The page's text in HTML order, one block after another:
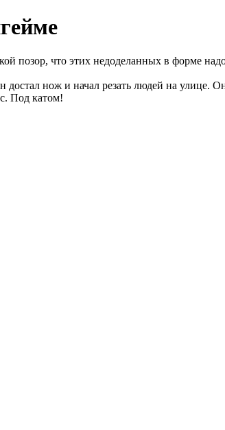
позор, что этих недоделанных в форме
нож и начал резать людей на улице.
Под катом!